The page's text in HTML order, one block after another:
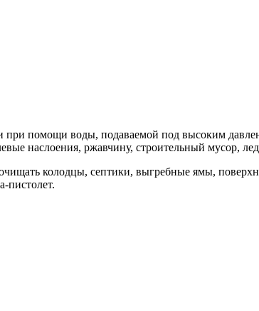
помощи воды, подаваемой под высоким
наслоения, ржавчину, строительный мусор,
колодцы, септики, выгребные ямы,
пистолет.